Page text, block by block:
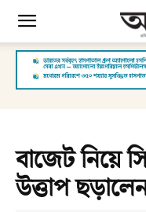
বাজেট নিয়ে
উত্তাপ